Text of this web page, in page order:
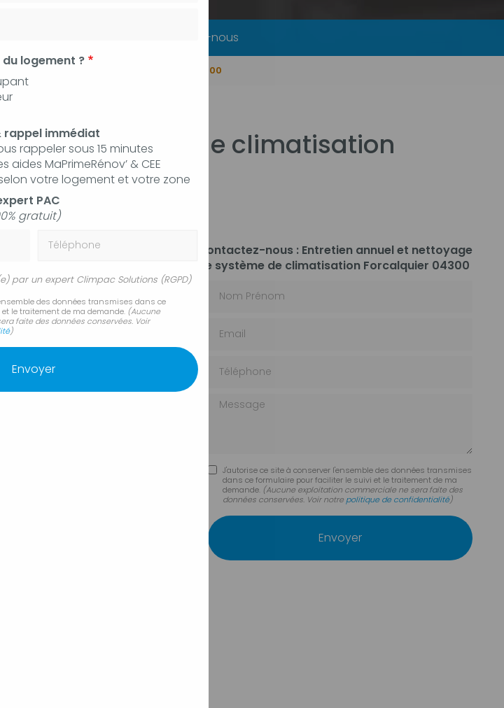
Contactez-nous
système de climatisation Forcalquier 04300
de système de climatisation
04300
:
Entretien annuel et
SOLUTIONSvous
de chaudière fioul
de chauffe-eau
de climatisation murale
de climatisation réversible
Contactez-nous : Entretien annuel et nettoyage
de système de climatisation Forcalquier 04300
Message
J'autorise ce site à conserver l'ensemble des données transmises
dans ce formulaire pour faciliter le suivi et le traitement de ma
demande. (Aucune exploitation commerciale ne sera faite des
données conservées. Voir notre politique de confidentialité)
logement ?
rappel immédiat
rappeler sous 15 minutes
MaPrimeRénov’ & CEE
votre logement et votre zone
PAC
gratuit)
par un expert Climpac Solutions (RGPD)
des données transmises dans ce
le traitement de ma demande. (Aucune
faite des données conservées. Voir
)